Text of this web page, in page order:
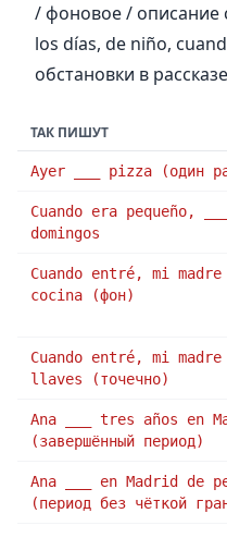
/ фоновое / описание
los días, de niño,
обстановки в
ТАК ПИШУТ
Ayer ___ pizza (один
Cuando era pequeño,
domingos
Cuando entré, mi
cocina (фон)
Cuando entré, mi
llaves (точечно)
Ana ___ tres años en
(завершённый период)
Ana ___ en Madrid de
(период без чёткой